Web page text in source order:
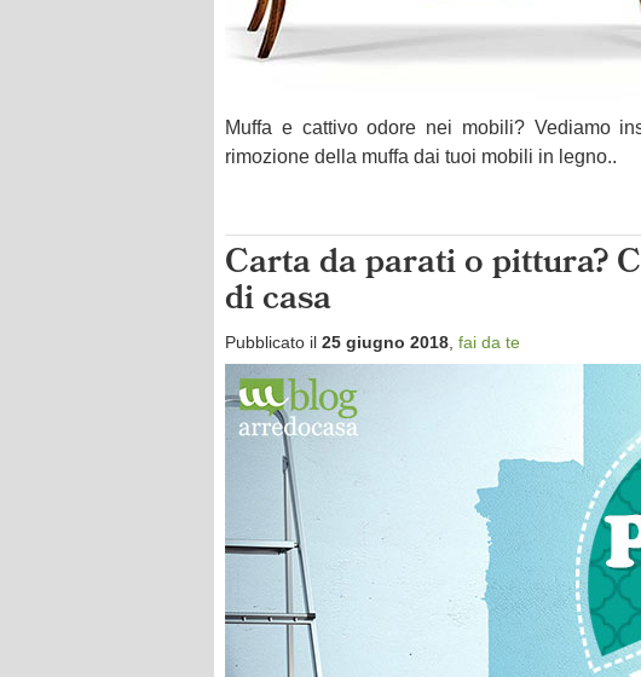
Muffa e cattivo odore nei mobili? Vediamo
rimozione della muffa dai tuoi mobili in legno..
Carta da parati o pittura?
di casa
Pubblicato il 25 giugno 2018 fai da te